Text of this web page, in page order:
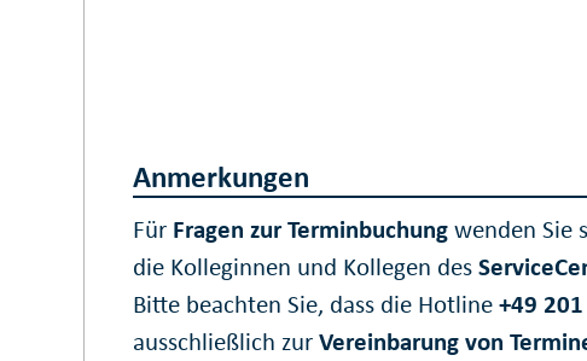
Anmerkungen
Für Fragen zur Terminbuchungwenden Sie
die Kolleginnen und Kollegen des
Bitte beachten Sie, dass die Hotline+49
ausschließlich zurVereinbarung von